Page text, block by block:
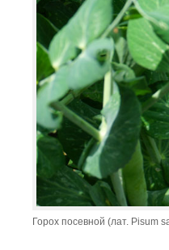
Горох посевной (лат. Pisum